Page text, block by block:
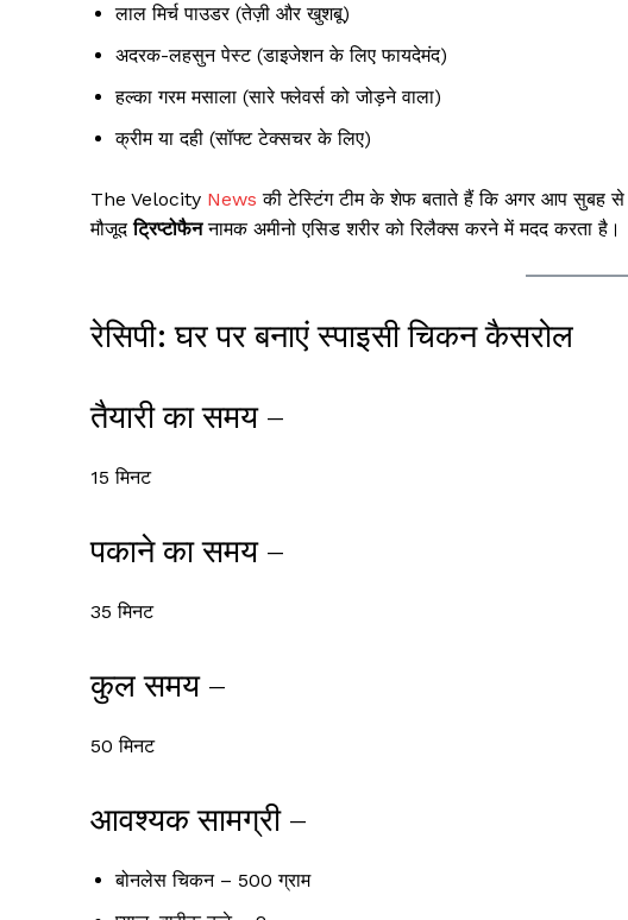
लाल मिर्च पाउडर (तेज़ी और खुशबू)
अदरक-लहसुन पेस्ट (डाइजेशन के लिए फायदेमंद)
हल्का गरम मसाला (सारे फ्लेवर्स को जोड़ने वाला)
क्रीम या दही (सॉफ्ट टेक्सचर के लिए)
The Velocity News की टेस्टिंग टीम के शेफ बताते हैं कि अगर आप सुबह से
मौजूदट्रिप्टोफैननामक अमीनो एसिड शरीर को रिलैक्स करने में मदद करता है।
रेसिपी: घर पर बनाएं स्पाइसी चिकन कैसरोल
तैयारी का समय –
15 मिनट
पकाने का समय –
35 मिनट
कुल समय –
50 मिनट
आवश्यक सामग्री –
बोनलेस चिकन – 500 ग्राम